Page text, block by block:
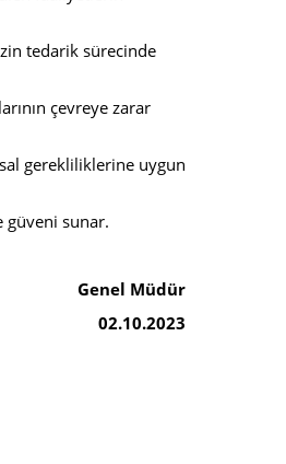
tedarik sürecinde
çevreye zarar
gerekliliklerine uygun
güveni sunar.
Genel Müdür
02.10.2023